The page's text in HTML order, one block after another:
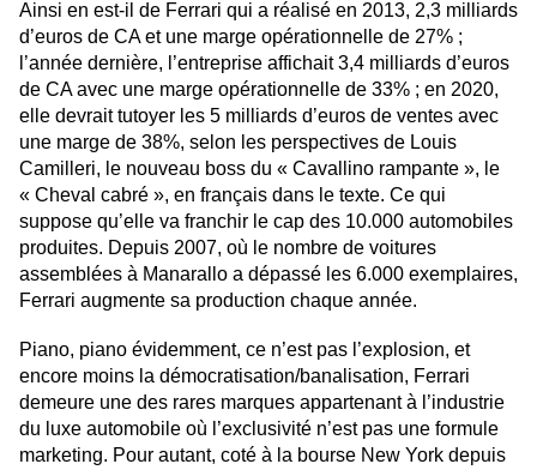
Ainsi en est-il de Ferrari qui a réalisé en 2013, 2,3 milliards
d’euros de CA et une marge opérationnelle de 27% ;
l’année dernière, l’entreprise affichait 3,4 milliards d’euros
de CA avec une marge opérationnelle de 33% ; en 2020,
elle devrait tutoyer les 5 milliards d’euros de ventes avec
une marge de 38%, selon les perspectives de Louis
Camilleri, le nouveau boss du « Cavallino rampante », le
« Cheval cabré », en français dans le texte. Ce qui
suppose qu’elle va franchir le cap des 10.000 automobiles
produites. Depuis 2007, où le nombre de voitures
assemblées à Manarallo a dépassé les 6.000 exemplaires,
Ferrari augmente sa production chaque année.
Piano, piano évidemment, ce n’est pas l’explosion, et
encore moins la démocratisation/banalisation, Ferrari
demeure une des rares marques appartenant à l’industrie
du luxe automobile où l’exclusivité n’est pas une formule
marketing. Pour autant, coté à la bourse New York depuis